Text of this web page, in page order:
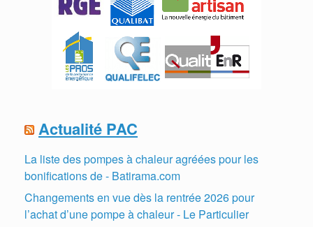
Actualité PAC
La liste des pompes à chaleur agréées pour les
bonifications de - Batirama.com
Changements en vue dès la rentrée 2026 pour
l’achat d’une pompe à chaleur - Le Particulier